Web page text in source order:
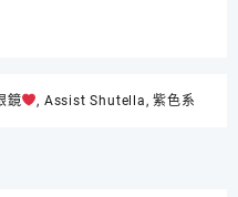
鏡 , Assist Shutella,紫色系